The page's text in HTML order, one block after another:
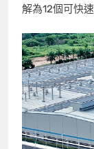
解為12個可快